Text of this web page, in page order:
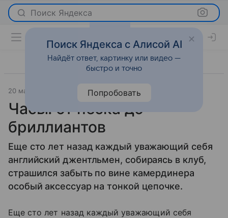
Поиск Яндекса
20 мая 2011
Часы: от песка до
бриллиантов
Еще сто лет назад каждый уважающий себя
английский джентльмен, собираясь в клуб,
страшился забыть по вине камердинера
особый аксессуар на тонкой цепочке.
Еще сто лет назад каждый уважающий себя
Поиск Яндекса с Алисой AI
Найдёт ответ, картинку или видео —
быстро и точно
Попробовать